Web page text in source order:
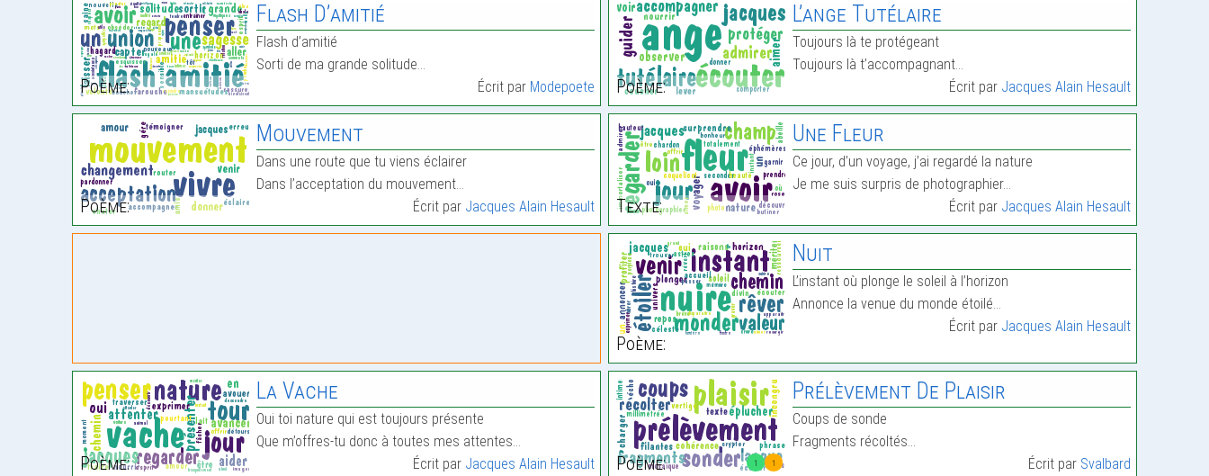
Poème:
Flash D’amitié
Flash d’amitié
Sorti de ma grande solitude…
Écrit par Modepoete Poème:
L’ange Tutélaire
Toujours là te protégeant
Toujours là t’accompagnant…
Écrit par Jacques Alain Hesault
Poème:
Mouvement
Dans une route que tu viens éclairer
Dans l’acceptation du mouvement…
Écrit par Jacques Alain Hesault Texte:
Une Fleur
Ce jour, d’un voyage, j’ai regardé la nature
Je me suis surpris de photographier…
Écrit par Jacques Alain Hesault
Poème:
Nuit
L’instant où plonge le soleil à l’horizon
Annonce la venue du monde étoilé…
Écrit par Jacques Alain Hesault
Poème:
La Vache
Oui toi nature qui est toujours présente
Que m’offres-tu donc à toutes mes attentes…
Écrit par Jacques Alain Hesault 1 1
Poème:
Prélèvement De Plaisir
Coups de sonde
Fragments récoltés…
Écrit par Svalbard